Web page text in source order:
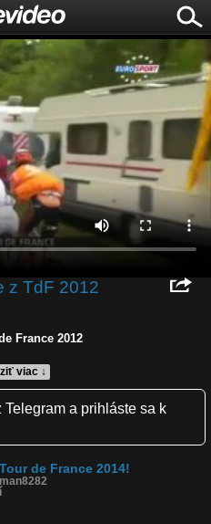
z TdF 2012
viac ↓
France 2012
peter sagan
a prihláste sa k
de France 2014!